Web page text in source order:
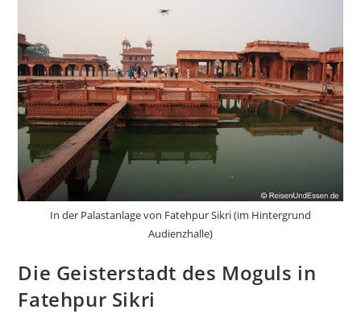
In der Palastanlage von Fatehpur Sikri (im Hintergrund
Audienzhalle)
Die Geisterstadt des Moguls in
Fatehpur Sikri